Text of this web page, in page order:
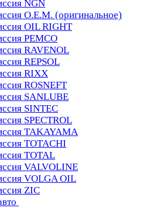
NGN
O.E.M. (оригинальное)
OIL RIGHT
PEMCO
RAVENOL
REPSOL
RIXX
ROSNEFT
SANLUBE
SINTEC
SPECTROL
TAKAYAMA
TOTACHI
TOTAL
VALVOLINE
VOLGA OIL
ZIC